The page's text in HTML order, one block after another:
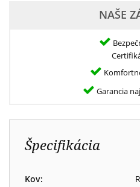
NAŠE
Garancia
Špecifikácia
Kov: